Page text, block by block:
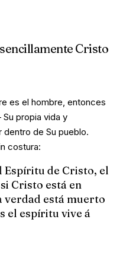
Cristo
es el hombre, entonces
propia vida y
dentro de Su pueblo.
costura:
Espíritu de Cristo, el
Cristo está en
verdad está muerto
el espíritu vive á